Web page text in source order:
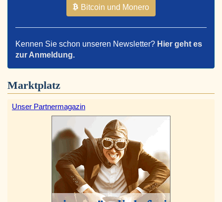
Bitcoin und Monero
Kennen Sie schon unseren Newsletter? Hier geht es
zur Anmeldung.
Marktplatz
Unser Partnermagazin